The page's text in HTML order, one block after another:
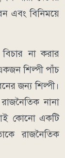
এবং বিনিময়ে
না করার
শিল্পী পাঁচ
জন্য শিল্পী।
নানা
কোনো একটি
রাজনৈতিক